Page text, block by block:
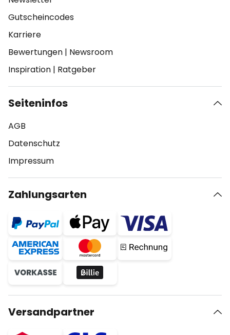
Gutscheincodes
Karriere
Bewertungen | Newsroom
Inspiration | Ratgeber
Seiteninfos
AGB
Datenschutz
Impressum
Zahlungsarten
Versandpartner